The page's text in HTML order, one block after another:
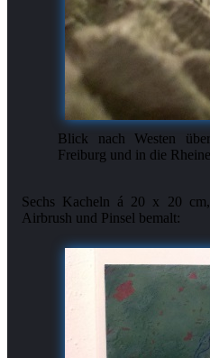
Blick nach Westen
Freiburg und in die
Sechs Kacheln á 20 x 20